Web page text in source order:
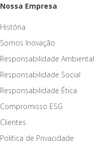
Nossa Empresa
História
Somos Inovação
Responsabilidade Ambiental
Responsabilidade Social
Responsabilidade Ética
Compromisso ESG
Clientes
Política de Privacidade